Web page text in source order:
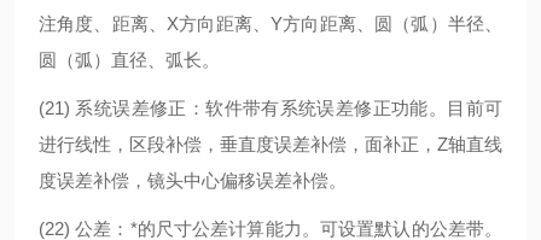
注角度、距离、X方向距离、Y方向距离、圆（弧）半径、
圆（弧）直径、弧长。
(21) 系统误差修正：软件带有系统误差修正功能。目前可
进行线性，区段补偿，垂直度误差补偿，面补正，Z轴直线
度误差补偿，镜头中心偏移误差补偿。
(22)公差：*的尺寸公差计算能力。可设置默认的公差带。